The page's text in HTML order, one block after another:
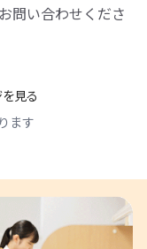
問い合わせくださ
見る
ます